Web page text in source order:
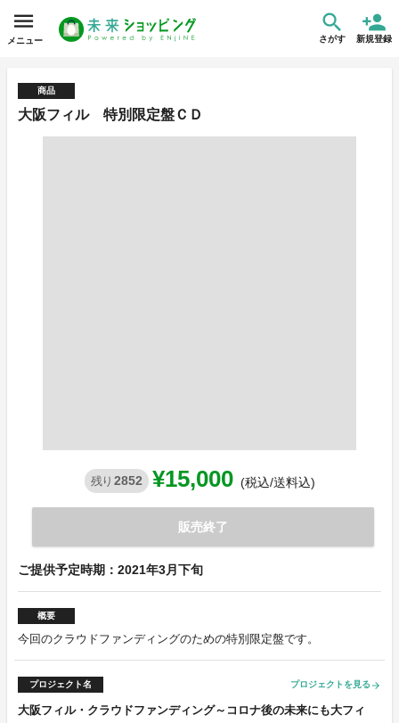
メニュー さがす 新規登録
商品
大阪フィル 特別限定盤ＣＤ
残り 2852 ¥15,000 (税込/送料込)
販売終了
ご提供予定時期：2021年3月下旬
概要
今回のクラウドファンディングのための特別限定盤です。
プロジェクト名 プロジェクトを見る arrow_forward
大阪フィル・クラウドファンディング～コロナ後の未来にも大フィ